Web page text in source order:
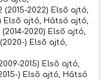
(2015-2022) Elsõ ajtó,
) Elsõ ajtó, Hátsó ajtó,
(2014-2020) Elsõ ajtó,
(2020-) Elsõ ajtó,
2015) Elsõ ajtó,
) Elsõ ajtó, Hátsó